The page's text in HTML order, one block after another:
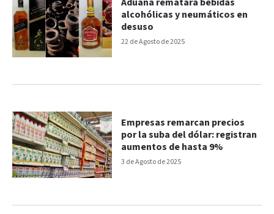
22 de Agosto de 2025
alcohólicas y neumáticos en
desuso
3 de Agosto de 2025
Empresas remarcan precios
por la suba del dólar: registran
aumentos de hasta 9%